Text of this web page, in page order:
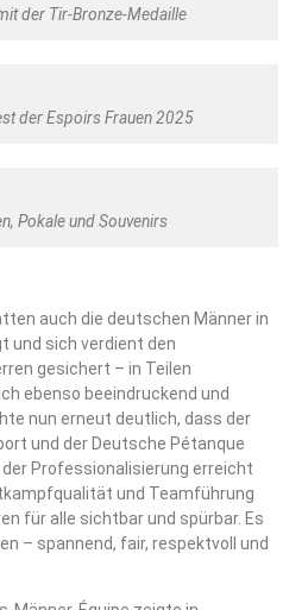
der Tir-Bronze-Medaille
der Espoirs Frauen 2025
Pokale und Souvenirs
auch die deutschen Männer in
und sich verdient den
gesichert – in Teilen
ebenso beeindruckend und
nun erneut deutlich, dass der
und der Deutsche Pétanque
Professionalisierung erreicht
und Teamführung
für alle sichtbar und spürbar. Es
– spannend, fair, respektvoll und